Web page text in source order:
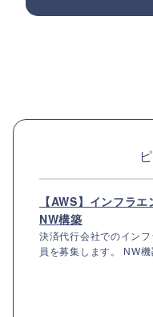
【AWS】インフラ
NW構築
決済代行会社でのイン
員を募集します。 NW